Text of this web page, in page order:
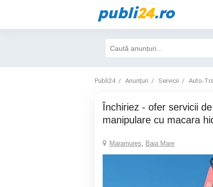
publi24.ro
Publi24 Anunțuri Servicii Auto-
Închiriez - ofer servicii de transport si
manipulare cu macara
Maramures, Baia Mare